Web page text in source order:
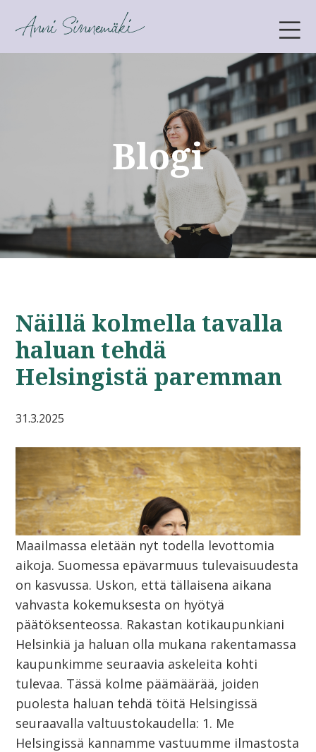
ANNI SINNEMÄKI
Blogi
Näillä kolmella tavalla
haluan tehdä
Helsingistä paremman
31.3.2025
Maailmassa eletään nyt todella levottomia
aikoja. Suomessa epävarmuus tulevaisuudesta
on kasvussa. Uskon, että tällaisena aikana
vahvasta kokemuksesta on hyötyä
päätöksenteossa. Rakastan kotikaupunkiani
Helsinkiä ja haluan olla mukana rakentamassa
kaupunkimme seuraavia askeleita kohti
tulevaa. Tässä kolme päämäärää, joiden
puolesta haluan tehdä töitä Helsingissä
seuraavalla valtuustokaudella: 1. Me
Helsingissä kannamme vastuumme ilmastosta